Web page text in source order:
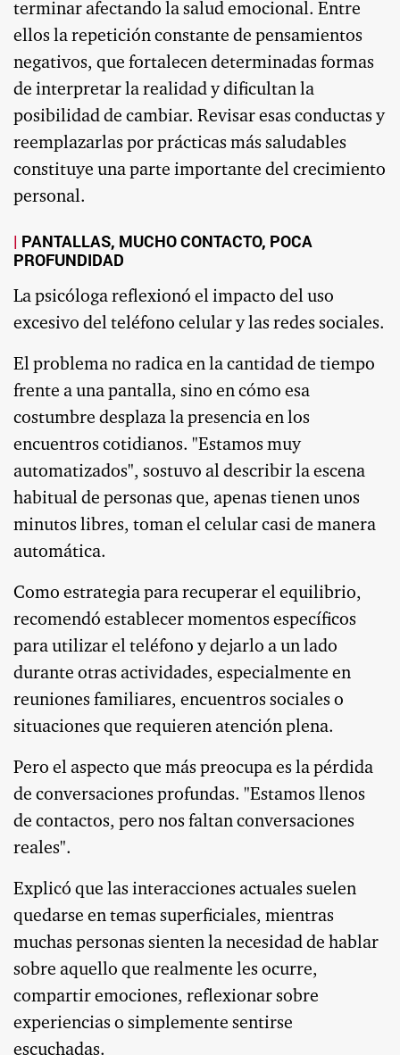
terminar afectando la salud emocional. Entre
ellos la repetición constante de pensamientos
negativos, que fortalecen determinadas formas
de interpretar la realidad y dificultan la
posibilidad de cambiar. Revisar esas conductas y
reemplazarlas por prácticas más saludables
constituye una parte importante del crecimiento
personal.
PANTALLAS, MUCHO CONTACTO, POCA
PROFUNDIDAD
La psicóloga reflexionó el impacto del uso
excesivo del teléfono celular y las redes sociales.
El problema no radica en la cantidad de tiempo
frente a una pantalla, sino en cómo esa
costumbre desplaza la presencia en los
encuentros cotidianos. "Estamos muy
automatizados", sostuvo al describir la escena
habitual de personas que, apenas tienen unos
minutos libres, toman el celular casi de manera
automática.
Como estrategia para recuperar el equilibrio,
recomendó establecer momentos específicos
para utilizar el teléfono y dejarlo a un lado
durante otras actividades, especialmente en
reuniones familiares, encuentros sociales o
situaciones que requieren atención plena.
Pero el aspecto que más preocupa es la pérdida
de conversaciones profundas. "Estamos llenos
de contactos, pero nos faltan conversaciones
reales".
Explicó que las interacciones actuales suelen
quedarse en temas superficiales, mientras
muchas personas sienten la necesidad de hablar
sobre aquello que realmente les ocurre,
compartir emociones, reflexionar sobre
experiencias o simplemente sentirse
escuchadas.